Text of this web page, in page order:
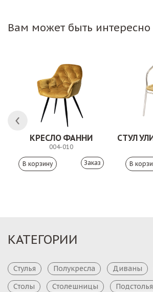
Вам может быть интересно
КРЕСЛО ФАННИ
004-010
Заказ
КАТЕГОРИИ
Стулья Полукресла Диваны
Столы
Столешницы
Подстолья